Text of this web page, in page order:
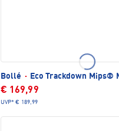
Bollé · Eco Trackdown Mips®
€ 169,99
UVP* € 189,99